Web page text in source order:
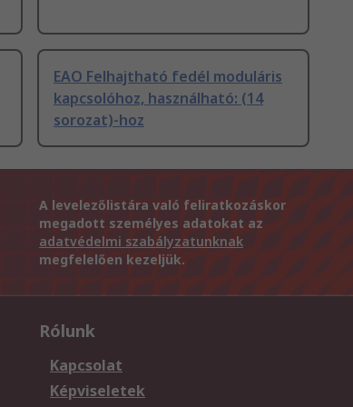
EAO Felhajtható fedél moduláris
kapcsolóhoz, használható: (14
sorozat)-hoz
A levelezőlistára való feliratkozáskor
megadott személyes adatokat az
adatvédelmi szabályzatunknak
megfelelően kezeljük.
Rólunk
Kapcsolat
Képviseletek